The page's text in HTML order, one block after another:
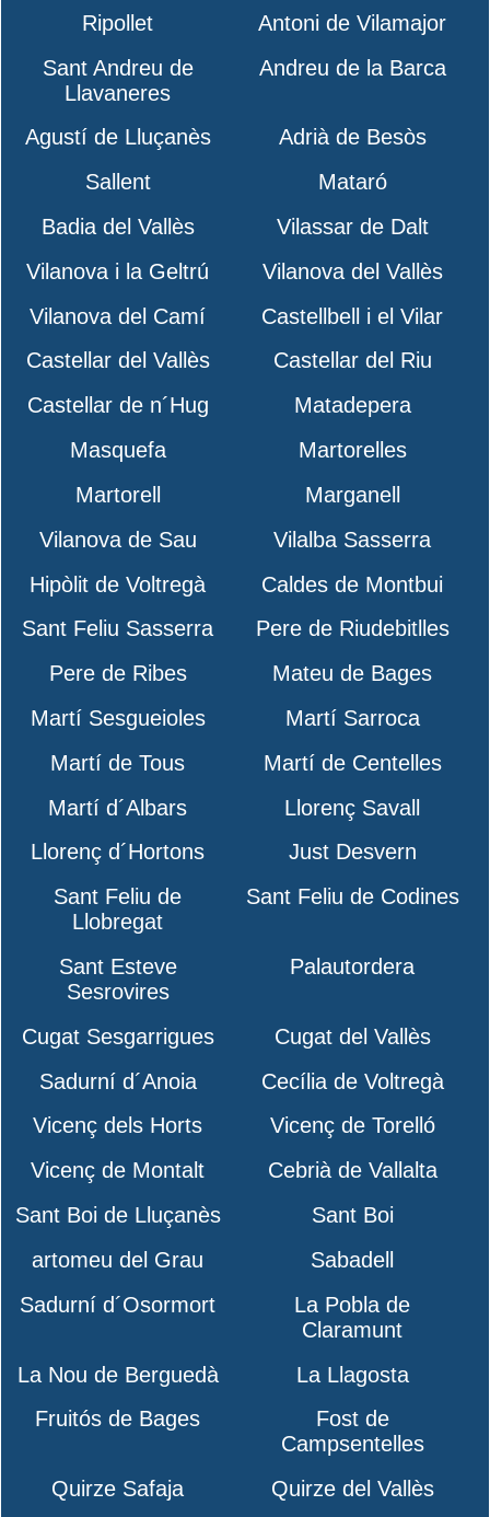
Ripollet
Antoni de Vilamajor
Sant Andreu de
Llavaneres
Andreu de la Barca
Agustí de Lluçanès
Adrià de Besòs
Sallent
Mataró
Badia del Vallès
Vilassar de Dalt
Vilanova i la Geltrú
Vilanova del Vallès
Vilanova del Camí
Castellbell i el Vilar
Castellar del Vallès
Castellar del Riu
Castellar de n´Hug
Matadepera
Masquefa
Martorelles
Martorell
Marganell
Vilanova de Sau
Vilalba Sasserra
Hipòlit de Voltregà
Caldes de Montbui
Sant Feliu Sasserra
Pere de Riudebitlles
Pere de Ribes
Mateu de Bages
Martí Sesgueioles
Martí Sarroca
Martí de Tous
Martí de Centelles
Martí d´Albars
Llorenç Savall
Llorenç d´Hortons
Just Desvern
Sant Feliu de
Llobregat
Sant Feliu de Codines
Sant Esteve
Sesrovires
Palautordera
Cugat Sesgarrigues
Cugat del Vallès
Sadurní d´Anoia
Cecília de Voltregà
Vicenç dels Horts
Vicenç de Torelló
Vicenç de Montalt
Cebrià de Vallalta
Sant Boi de Lluçanès
Sant Boi
artomeu del Grau
Sabadell
Sadurní d´Osormort
La Pobla de
Claramunt
La Nou de Berguedà
La Llagosta
Fruitós de Bages
Fost de
Campsentelles
Quirze Safaja
Quirze del Vallès